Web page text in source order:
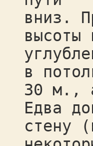
вниз.
высоты
в
30 м.,
Едва
стену